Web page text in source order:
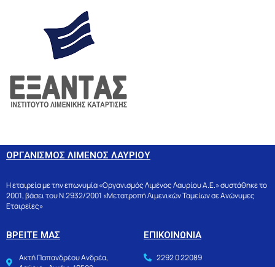
ΟΡΓΑΝΙΣΜΟΣ ΛΙΜΕΝΟΣ ΛΑΥΡΙΟΥ
Η εταιρεία με την επωνυμία «Οργανισμός Λιμένος Λαυρίου Α.Ε.» συστάθηκε το
2001, βάσει του Ν.2932/2001 «Μετατροπή Λιμενικών Ταμείων σε Ανώνυμες
Εταιρείες»
ΒΡΕΙΤΕ ΜΑΣ
Ακτή Παπανδρέου Ανδρέα,
ΕΠΙΚΟΙΝΩΝΙΑ
2292 0 22089